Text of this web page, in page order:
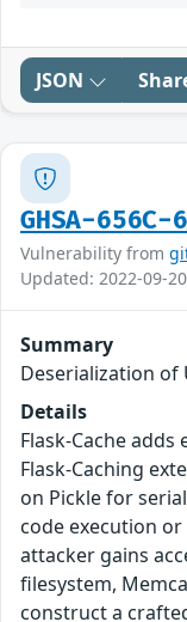
JSON
GHSA-656C-
Vulnerability from
Updated: 2022-09-
Summary
Deserialization of
Details
Flask-Cache adds
Flask-Caching
on Pickle for
code execution
attacker gains
filesystem,
construct a